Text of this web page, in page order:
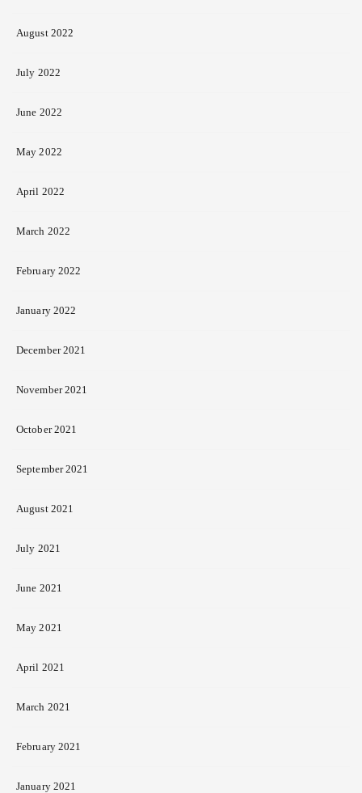
August 2022
July 2022
June 2022
May 2022
April 2022
March 2022
February 2022
January 2022
December 2021
November 2021
October 2021
September 2021
August 2021
July 2021
June 2021
May 2021
April 2021
March 2021
February 2021
January 2021